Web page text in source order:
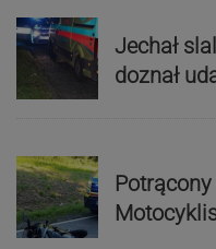
Jechał
doznał